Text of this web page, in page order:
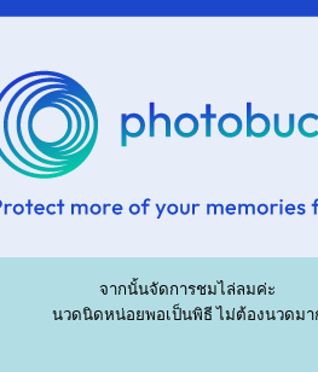
จากนั้นจัดการชมไล่ลมค่ะ
นวดนิดหน่อยพอเป็นพิธี ไม่ต้องนวดมา